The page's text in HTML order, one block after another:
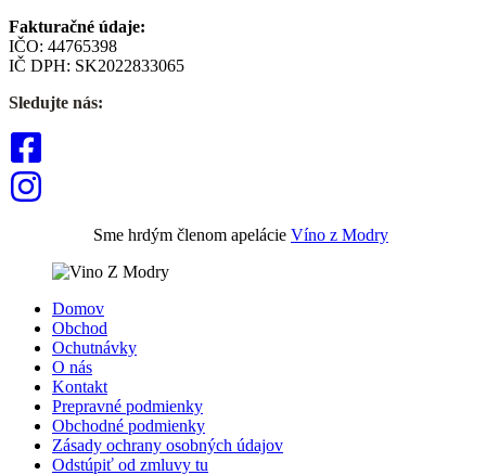
Fakturačné údaje:
IČO: 44765398
IČ DPH: SK2022833065
Sledujte nás:
Sme hrdým členom apelácie Víno z Modry
Domov
Obchod
Ochutnávky
O nás
Kontakt
Prepravné podmienky
Obchodné podmienky
Zásady ochrany osobných údajov
Odstúpiť od zmluvy tu